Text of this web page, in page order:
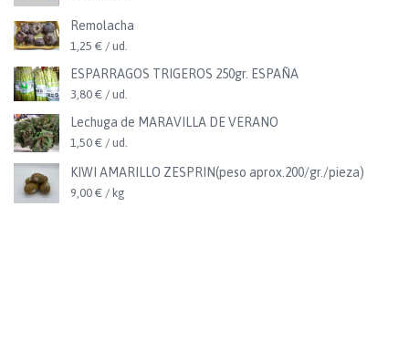
Remolacha
1,25 € / ud.
ESPARRAGOS TRIGEROS 250gr. ESPAÑA
3,80 € / ud.
Lechuga de MARAVILLA DE VERANO
1,50 € / ud.
KIWI AMARILLO ZESPRIN(peso aprox.200/gr./pieza)
9,00 € / kg